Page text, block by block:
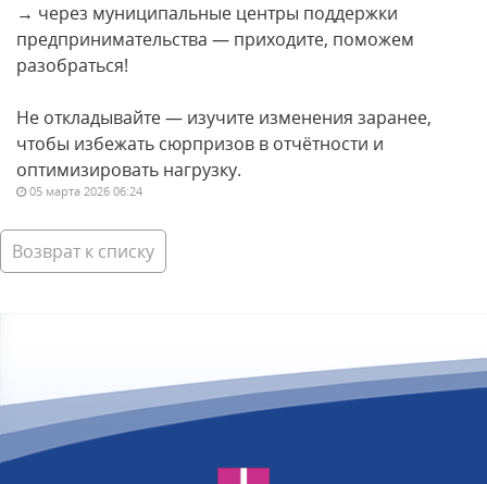
→ через муниципальные центры поддержки
предпринимательства — приходите, поможем
разобраться!
Не откладывайте — изучите изменения заранее,
чтобы избежать сюрпризов в отчётности и
оптимизировать нагрузку.
05 марта 2026 06:24
Возврат к списку